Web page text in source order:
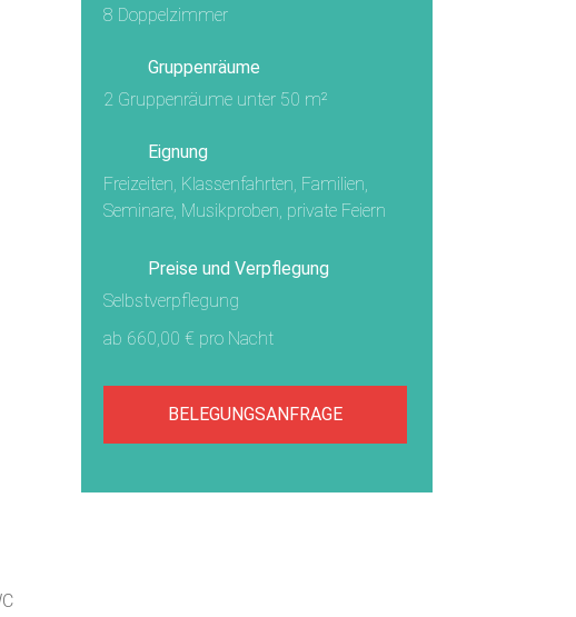
8 Doppelzimmer
Gruppenräume
2 Gruppenräume unter 50 m²
Eignung
Freizeiten, Klassenfahrten, Familien,
Seminare, Musikproben, private Feiern
Preise und Verpflegung
Selbstverpflegung
ab 660,00 € pro Nacht
BELEGUNGSANFRAGE